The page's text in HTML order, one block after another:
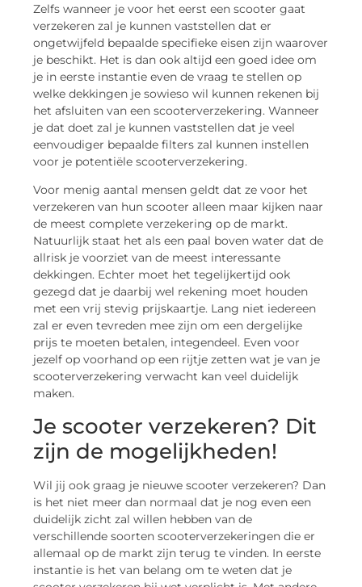
Zelfs wanneer je voor het eerst een scooter gaat
verzekeren zal je kunnen vaststellen dat er
ongetwijfeld bepaalde specifieke eisen zijn waarover
je beschikt. Het is dan ook altijd een goed idee om
je in eerste instantie even de vraag te stellen op
welke dekkingen je sowieso wil kunnen rekenen bij
het afsluiten van een scooterverzekering. Wanneer
je dat doet zal je kunnen vaststellen dat je veel
eenvoudiger bepaalde filters zal kunnen instellen
voor je potentiële scooterverzekering.
Voor menig aantal mensen geldt dat ze voor het
verzekeren van hun scooter alleen maar kijken naar
de meest complete verzekering op de markt.
Natuurlijk staat het als een paal boven water dat de
allrisk je voorziet van de meest interessante
dekkingen. Echter moet het tegelijkertijd ook
gezegd dat je daarbij wel rekening moet houden
met een vrij stevig prijskaartje. Lang niet iedereen
zal er even tevreden mee zijn om een dergelijke
prijs te moeten betalen, integendeel. Even voor
jezelf op voorhand op een rijtje zetten wat je van je
scooterverzekering verwacht kan veel duidelijk
maken.
Je scooter verzekeren? Dit
zijn de mogelijkheden!
Wil jij ook graag je nieuwe scooter verzekeren? Dan
is het niet meer dan normaal dat je nog even een
duidelijk zicht zal willen hebben van de
verschillende soorten scooterverzekeringen die er
allemaal op de markt zijn terug te vinden. In eerste
instantie is het van belang om te weten dat je